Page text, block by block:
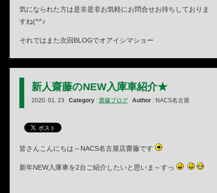
気になられた方は是非是非お気軽にお問合せお待ちしておりま
すね(^^♪
それではまた次回BLOGでオアイシマショー
新人齋藤のNEW入庫車紹介★
2020. 01. 23 Category : 齋藤ブログ Author : NACS名古屋
皆さんこんにちは～NACS名古屋店齋藤です
新年NEW入庫車を2台ご紹介したいと思いま～すっ